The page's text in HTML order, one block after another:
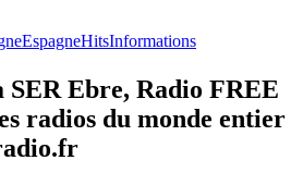
EspagneHitsInformations
SER Ebre, Radio FREE
radios du monde entier